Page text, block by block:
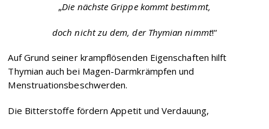
„Die nächste Grippe kommt bestimmt,
doch nicht zu dem, der Thymian nimmt!“
Auf Grund seiner krampflösenden Eigenschaften hilft
Thymian auch bei Magen-Darmkrämpfen und
Menstruationsbeschwerden.
Die Bitterstoffe fördern Appetit und Verdauung,